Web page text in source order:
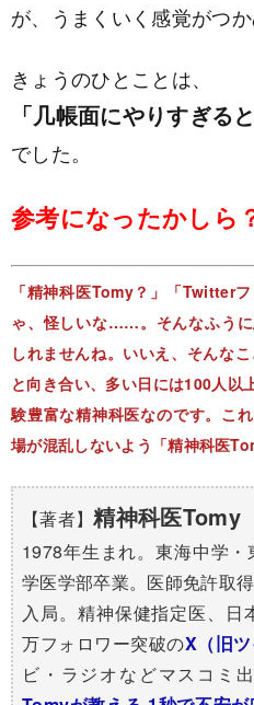
が、うまくいく感覚がつ
きょうのひとことは、
「几帳面にやりすぎる
でした。
参考になったかしら
「精神科医Tomy？」「Twitter
ゃ、怪しいな……。そんなふう
しれませんね。いいえ、そんな
と向き合い、多い日には100人以
験豊富な精神科医なのです。こ
場が混乱しないよう「精神科医
【著者】精神科医Tomy
1978年生まれ。東海中学
学医学部卒業。医師免許取
入局。精神保健指定医、
万フォロワー突破の​X（旧ツ
ビ・ラジオなどマスコミ